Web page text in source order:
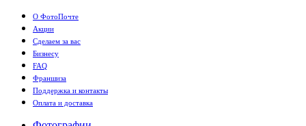
О ФотоПочте
Акции
Сделаем за вас
Бизнесу
FAQ
Франшиза
Поддержка и контакты
Оплата и доставка